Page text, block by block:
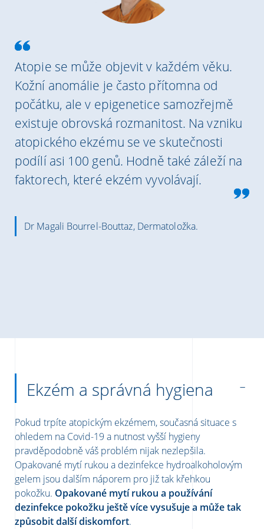
Atopie se může objevit v každém věku.
Kožní anomálie je často přítomna od
počátku, ale v epigenetice samozřejmě
existuje obrovská rozmanitost. Na vzniku
atopického ekzému se ve skutečnosti
podílí asi 100 genů. Hodně také záleží na
faktorech, které ekzém vyvolávají.
Dr Magali Bourrel-Bouttaz, Dermatoložka.
Ekzém a správná hygiena
Pokud trpíte atopickým ekzémem, současná situace s
ohledem na Covid-19 a nutnost vyšší hygieny
pravděpodobně váš problém nijak nezlepšila.
Opakované mytí rukou a dezinfekce hydroalkoholovým
gelem jsou dalším náporem pro již tak křehkou
pokožku. Opakované mytí rukou a používání
dezinfekce pokožku ještě více vysušuje a může tak
způsobit další diskomfort.